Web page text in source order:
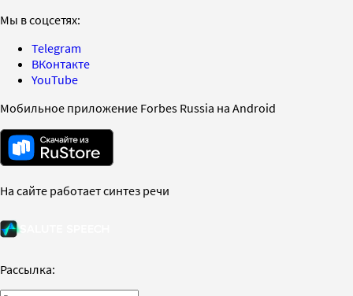
Мы в соцсетях:
Telegram
ВКонтакте
YouTube
Мобильное приложение Forbes Russia на Android
На сайте работает синтез речи
Рассылка: